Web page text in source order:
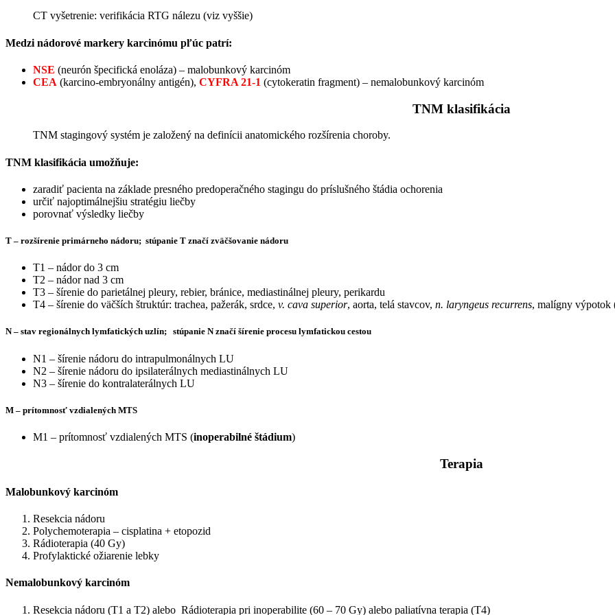
CT vyšetrenie: verifikácia RTG nálezu (viz vyššie)
Medzi nádorové markery karcinómu pľúc patrí:
NSE (neurón špecifická enoláza) – malobunkový karcinóm
CEA (karcino-embryonálny antigén), CYFRA 21-1 (cytokeratin fragment) – nemalobunkový karcinóm
TNM klasifikácia
TNM stagingový systém je založený na definícii anatomického rozšírenia choroby.
TNM klasifikácia umožňuje:
zaradiť pacienta na základe presného predoperačného stagingu do príslušného štádia ochorenia
určiť najoptimálnejšiu stratégiu liečby
porovnať výsledky liečby
T – rozšírenie primárneho nádoru; stúpanie T značí zväčšovanie nádoru
T1 – nádor do 3 cm
T2 – nádor nad 3 cm
T3 – šírenie do parietálnej pleury, rebier, bránice, mediastinálnej pleury, perikardu
T4 – šírenie do väčších štruktúr: trachea, pažerák, srdce, v. cava superior, aorta, telá stavcov, n. laryngeus recurrens, malígny výpotok
N – stav regionálnych lymfatických uzlín; stúpanie N značí šírenie procesu lymfatickou cestou
N1 – šírenie nádoru do intrapulmonálnych LU
N2 – šírenie nádoru do ipsilaterálnych mediastinálnych LU
N3 – šírenie do kontralaterálnych LU
M – prítomnosť vzdialených MTS
M1 – prítomnosť vzdialených MTS (inoperabilné štádium)
Terapia
Malobunkový karcinóm
Resekcia nádoru
Polychemoterapia – cisplatina + etopozid
Rádioterapia (40 Gy)
Profylaktické ožiarenie lebky
Nemalobunkový karcinóm
Resekcia nádoru (T1 a T2) alebo Rádioterapia pri inoperabilite (60 – 70 Gy) alebo paliatívna terapia (T4)